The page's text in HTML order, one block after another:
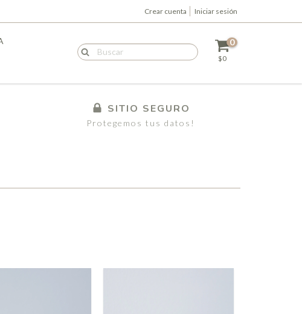
Crear cuenta Iniciar sesión
0
$0
SITIO SEGURO
Protegemos tus datos!